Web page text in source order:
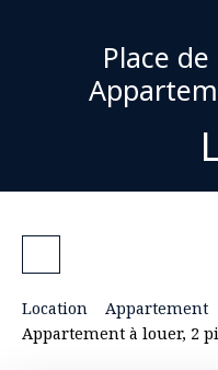
Place
Location Appartement
Appartement à louer, 2